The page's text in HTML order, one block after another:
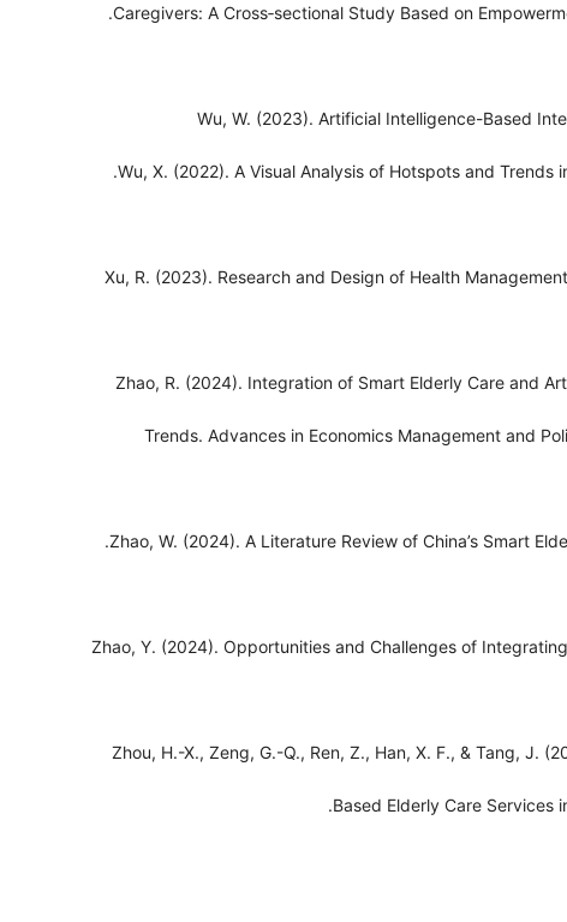
Caregivers: A Cross‐sectional Study Based on
Wu, W. (2023). Artificial Intelligence-Based
Wu, X. (2022). A Visual Analysis of Hotspots and
Xu, R. (2023). Research and Design of Health
Zhao, R. (2024). Integration of Smart Elderly Care and
Trends. Advances in Economics Management and
Zhao, W. (2024). A Literature Review of China’s Smart
Zhao, Y. (2024). Opportunities and Challenges of
Zhou, H.-X., Zeng, G.-Q., Ren, Z., Han, X. F., & Tang, J.
Based Elderly Care Services